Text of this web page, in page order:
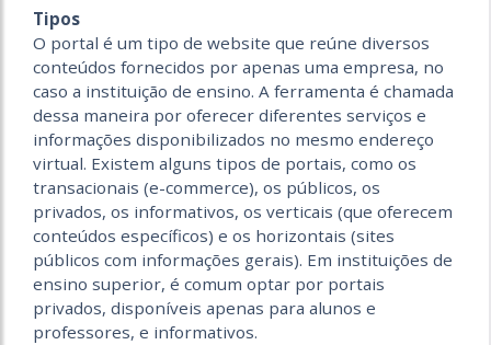
Tipos
O portal é um tipo de website que reúne diversos
conteúdos fornecidos por apenas uma empresa, no
caso a instituição de ensino. A ferramenta é chamada
dessa maneira por oferecer diferentes serviços e
informações disponibilizados no mesmo endereço
virtual. Existem alguns tipos de portais, como os
transacionais (e-commerce), os públicos, os
privados, os informativos, os verticais (que oferecem
conteúdos específicos) e os horizontais (sites
públicos com informações gerais). Em instituições de
ensino superior, é comum optar por portais
privados, disponíveis apenas para alunos e
professores, e informativos.